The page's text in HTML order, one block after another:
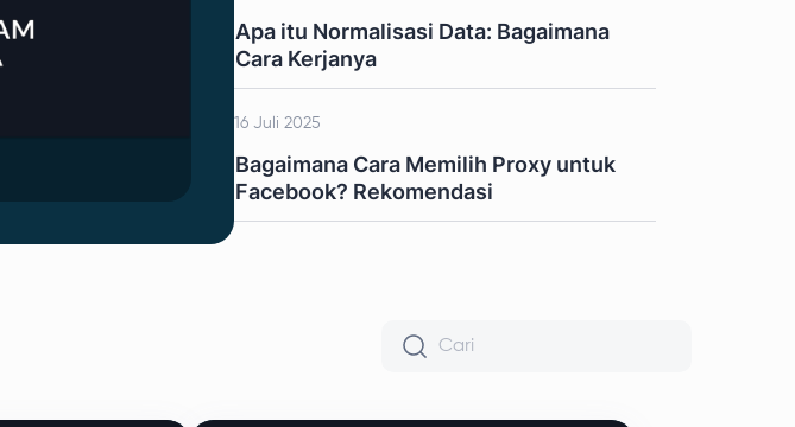
Apa itu Normalisasi Data: Bagaimana
Cara Kerjanya
16 Juli 2025
Bagaimana Cara Memilih Proxy untuk
Facebook? Rekomendasi